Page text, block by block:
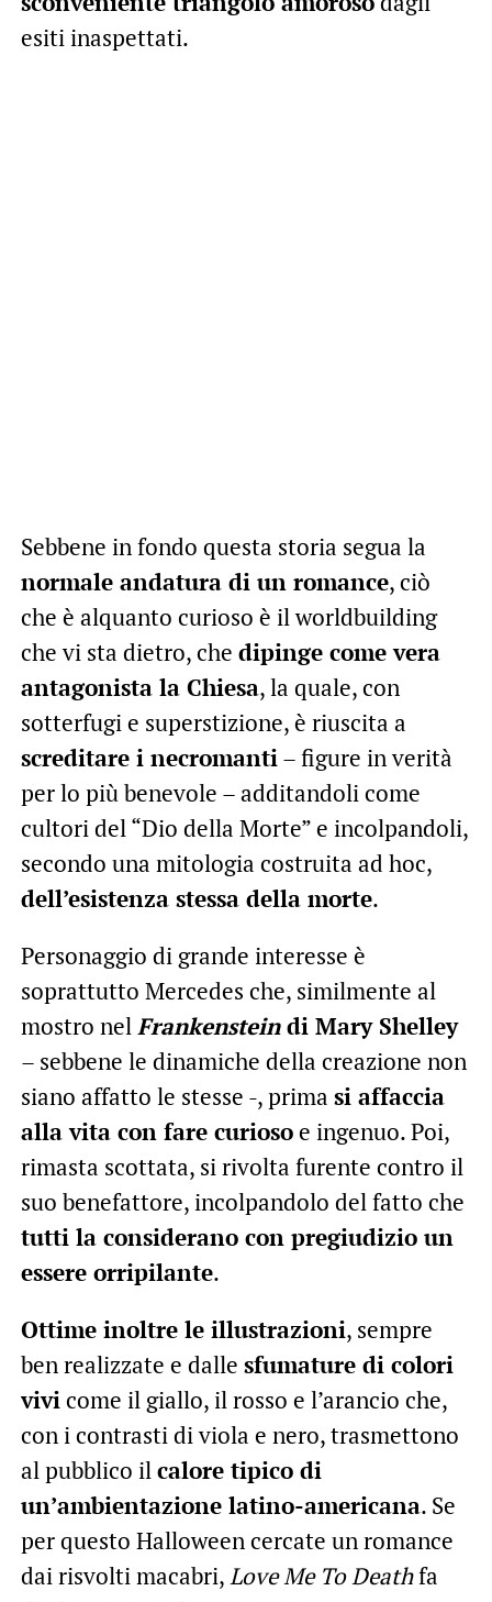
esiti inaspettati.
Sebbene in fondo questa storia segua la
normale andatura di un romance, ciò
che è alquanto curioso è il worldbuilding
che vi sta dietro, che dipinge come vera
antagonista la Chiesa, la quale, con
sotterfugi e superstizione, è riuscita a
screditare i necromanti– figure in verità
per lo più benevole – additandoli come
cultori del “Dio della Morte” e incolpandoli,
secondo una mitologia costruita ad hoc,
dell’esistenza stessa della morte.
Personaggio di grande interesse è
soprattutto Mercedes che, similmente al
mostro nelFrankensteindi Mary Shelley
– sebbene le dinamiche della creazione non
siano affatto le stesse -, prima si affaccia
alla vita con fare curiosoe ingenuo. Poi,
rimasta scottata, si rivolta furente contro il
suo benefattore, incolpandolo del fatto che
tutti la considerano con pregiudizio un
essere orripilante.
Ottime inoltre le illustrazioni, sempre
ben realizzate e dalle sfumature di colori
vivicome il giallo, il rosso e l’arancio che,
con i contrasti di viola e nero, trasmettono
al pubblico ilcalore tipico di
un’ambientazione latino-americana. Se
per questo Halloween cercate un romance
dai risvolti macabri,Love Me To Deathfa